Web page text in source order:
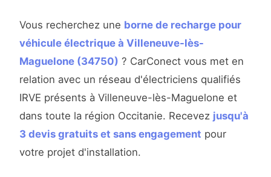
Vous recherchez une borne de recharge pour
véhicule électrique à Villeneuve-lès-
Maguelone (34750) ? CarConect vous met en
relation avec un réseau d'électriciens qualifiés
IRVE présents à Villeneuve-lès-Maguelone et
dans toute la région Occitanie. Recevez jusqu'à
3 devis gratuits et sans engagement pour
votre projet d'installation.